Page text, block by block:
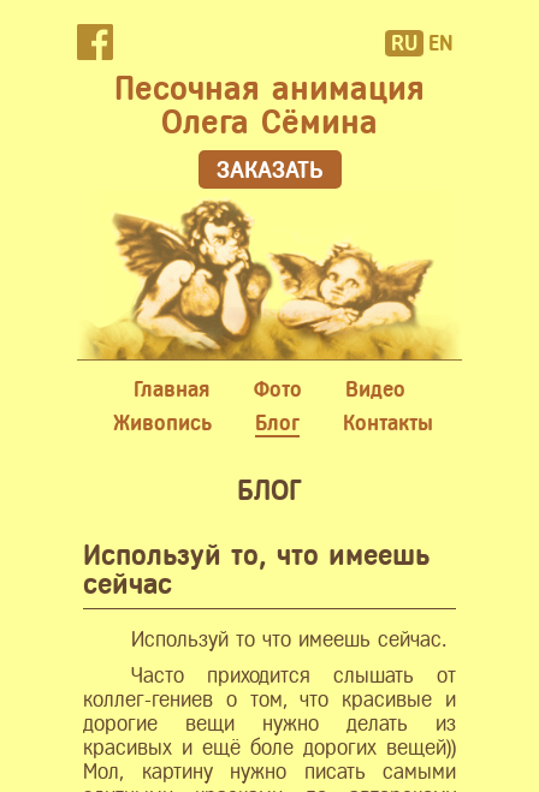
RU EN
Песочная анимация
Олега Сёмина
ЗАКАЗАТЬ
Главная Фото
Видео
Живопись
Блог Контакты
БЛОГ
Используй то, что имеешь
сейчас
Используй то что имеешь сейчас.
Часто приходится слышать от
коллег-гениев о том, что красивые и
дорогие вещи нужно делать из
красивых и ещё боле дорогих вещей))
Мол, картину нужно писать самыми